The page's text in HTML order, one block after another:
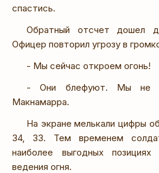
спастись.
Обратный отсчет дошел
Офицер повторил угрозу в
- Мы сейчас откроем огонь!
- Они блефуют. Мы не
Макнамарра.
На экране мелькали цифры
34, 33. Тем временем
наиболее выгодных позициях
ведения огня.